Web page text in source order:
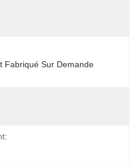
Fabriqué Sur Demande